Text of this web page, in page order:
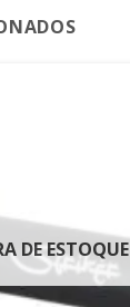
DE ESTOQUE